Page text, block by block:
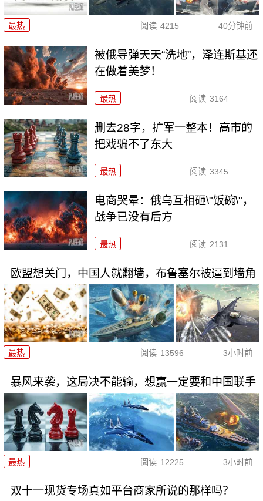
最热 阅读 4215 40分钟前
被俄导弹天天“洗地”，泽连斯基还
在做着美梦！
最热 阅读 3164
删去28字，扩军一整本！高市的
把戏骗不了东大
最热 阅读 3345
电商哭晕：俄乌互相砸\"饭碗\"，
战争已没有后方
最热 阅读 2131
欧盟想关门，中国人就翻墙，布鲁塞尔被逼到墙角
最热 阅读 13596 3小时前
暴风来袭，这局决不能输，想赢一定要和中国联手
最热 阅读 12225 3小时前
双十一现货专场真如平台商家所说的那样吗？